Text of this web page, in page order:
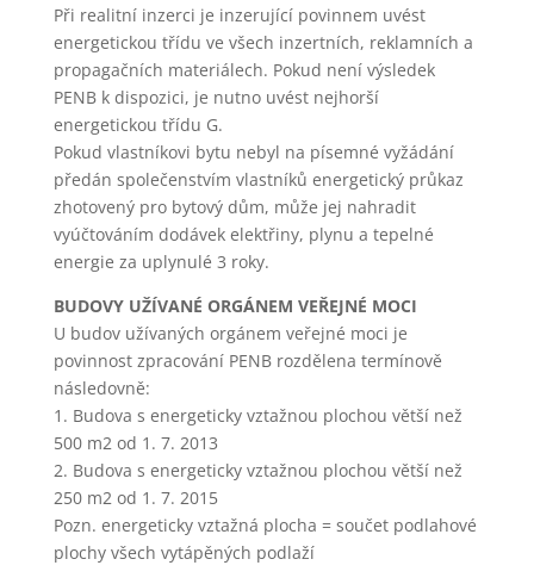
Při realitní inzerci je inzerující povinnem uvést
energetickou třídu ve všech inzertních, reklamních a
propagačních materiálech. Pokud není výsledek
PENB k dispozici, je nutno uvést nejhorší
energetickou třídu G.
Pokud vlastníkovi bytu nebyl na písemné vyžádání
předán společenstvím vlastníků energetický průkaz
zhotovený pro bytový dům, může jej nahradit
vyúčtováním dodávek elektřiny, plynu a tepelné
energie za uplynulé 3 roky.
BUDOVY UŽÍVANÉ ORGÁNEM VEŘEJNÉ MOCI
U budov užívaných orgánem veřejné moci je
povinnost zpracování PENB rozdělena termínově
následovně:
1. Budova s energeticky vztažnou plochou větší než
500 m2 od 1. 7. 2013
2. Budova s energeticky vztažnou plochou větší než
250 m2 od 1. 7. 2015
Pozn. energeticky vztažná plocha = součet podlahové
plochy všech vytápěných podlaží
možnost
analýzy
výkonu a
optimalizace
opatření.
Personalizované
soubory cookies
Používáme rovněž
další technologie,
abychom
přizpůsobili náš
obchod potřebám
a zájmům našich
zákazníků. Díky
použití
personalizovaných
souborů cookie se
vysvětlování
nežádoucích